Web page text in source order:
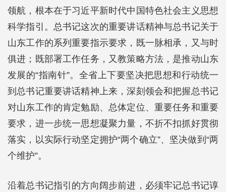
领航，根本在于习近平新时代中国特色社会主义思想
科学指引。总书记这次的重要讲话精神与总书记关于
山东工作的系列重要指示要求，既一脉相承，又与时
俱进；既部署工作任务，又教策略方法，是推动山东
发展的“指南针”。全省上下要坚决把思想和行动统一
到总书记重要讲话精神上来，深刻领会和把握总书记
对山东工作的肯定勉励、总体定位、重要任务和重要
要求，进一步统一思想凝聚力量，不折不扣抓好贯彻
落实，以实际行动坚定拥护“两个确立”、坚决做到“两
个维护”。
沿着总书记指引的方向阔步前进，必须牢记总书记谆